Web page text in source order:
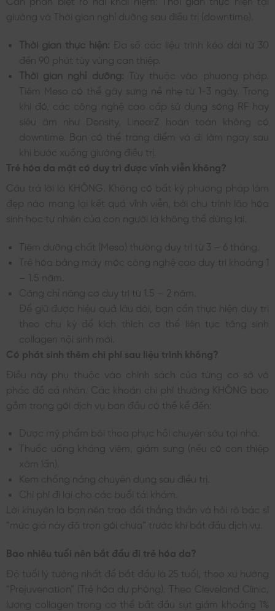
giường và Thời gian nghỉ dưỡng sau điều trị (downtime).
Thời gian thực hiện: Đa số các liệu trình kéo dài từ 30
đến 90 phút tùy vùng can thiệp.
Thời gian nghỉ dưỡng: Tùy thuộc vào phương pháp.
Tiêm Meso có thể gây sưng nề nhẹ từ 1-3 ngày. Trong
khi đó, các công nghệ cao cấp sử dụng sóng RF hay
siêu âm như Density, LinearZ hoàn toàn không có
downtime. Bạn có thể trang điểm và đi làm ngay sau
khi bước xuống giường điều trị.
Trẻ hóa da mặt có duy trì được vĩnh viễn không?
Câu trả lời là KHÔNG. Không có bất kỳ phương pháp làm
đẹp nào mang lại kết quả vĩnh viễn, bởi chu trình lão hóa
sinh học tự nhiên của con người là không thể dừng lại.
Tiêm dưỡng chất (Meso) thường duy trì từ 3 – 6 tháng.
Trẻ hóa bằng máy móc công nghệ cao duy trì khoảng 1
– 1.5 năm.
Căng chỉ nâng cơ duy trì từ 1.5 – 2 năm.
Để giữ được hiệu quả lâu dài, bạn cần thực hiện duy trì
theo chu kỳ để kích thích cơ thể liên tục tăng sinh
collagen nội sinh mới.
Có phát sinh thêm chi phí sau liệu trình không?
Điều này phụ thuộc vào chính sách của từng cơ sở và
phác đồ cá nhân. Các khoản chi phí thường KHÔNG bao
gồm trong gói dịch vụ ban đầu có thể kể đến:
Dược mỹ phẩm bôi thoa phục hồi chuyên sâu tại nhà.
Thuốc uống kháng viêm, giảm sưng (nếu có can thiệp
xâm lấn).
Kem chống nắng chuyên dụng sau điều trị.
Chi phí đi lại cho các buổi tái khám.
Lời khuyên là bạn nên trao đổi thẳng thắn và hỏi rõ bác sĩ
“mức giá này đã trọn gói chưa” trước khi bắt đầu dịch vụ.
Bao nhiêu tuổi nên bắt đầu đi trẻ hóa da?
Độ tuổi lý tưởng nhất để bắt đầu là 25 tuổi, theo xu hướng
“Prejuvenation” (Trẻ hóa dự phòng). Theo Cleveland Clinic,
lượng collagen trong cơ thể bắt đầu sụt giảm khoảng 1%